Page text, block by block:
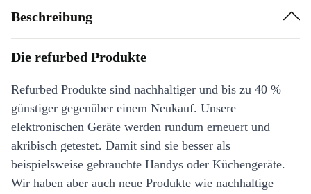
Beschreibung
Die refurbed Produkte
Refurbed Produkte sind nachhaltiger und bis zu 40 %
günstiger gegenüber einem Neukauf. Unsere
elektronischen Geräte werden rundum erneuert und
akribisch getestet. Damit sind sie besser als
beispielsweise gebrauchte Handys oder Küchengeräte.
Wir haben aber auch neue Produkte wie nachhaltige